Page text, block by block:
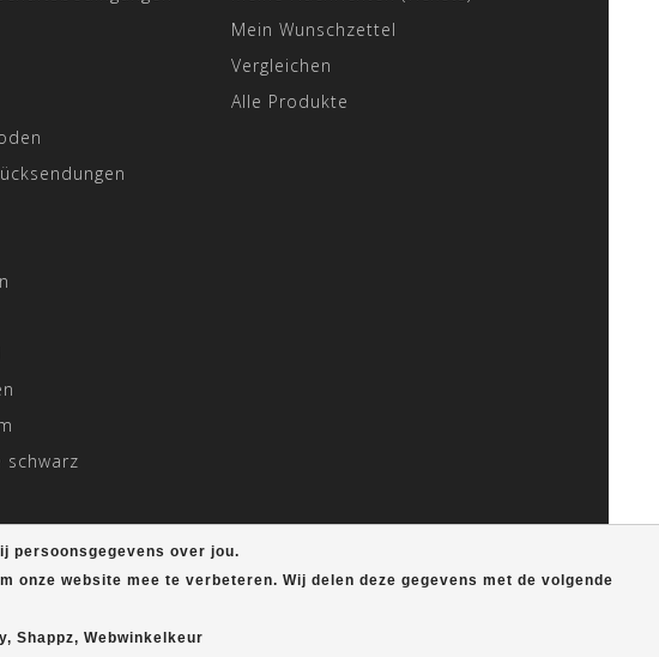
persoonsgegevens over jou.
website mee te verbeteren. Wij delen deze gegevens met de volgende
Shappz, Webwinkelkeur
schwarz
Mein Wunschzettel
Vergleichen
Alle Produkte